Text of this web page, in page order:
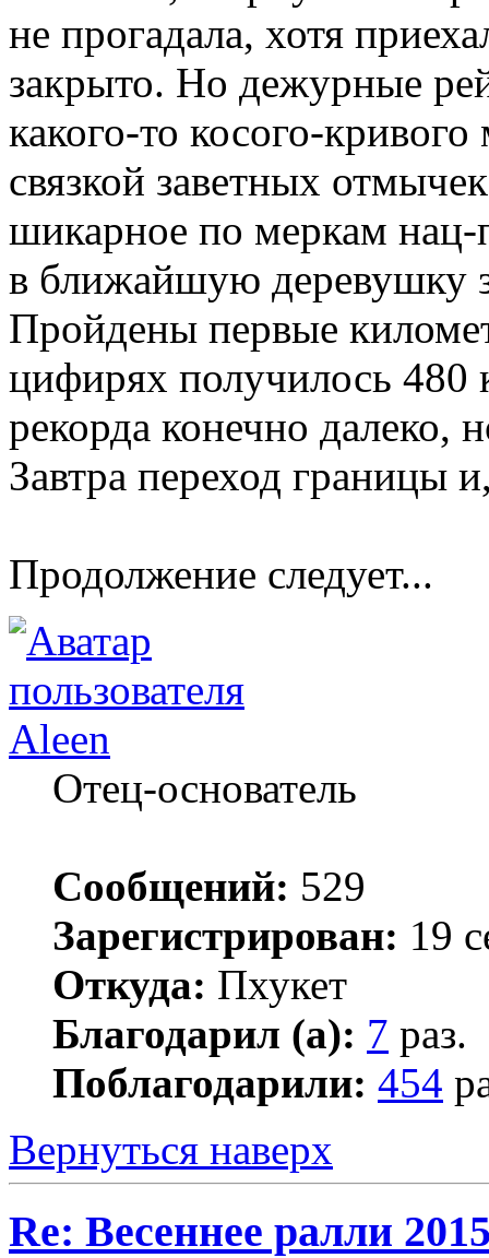
не прогадала, хотя
закрыто. Но дежурные
какого-то косого-
связкой заветных
шикарное по меркам нац-
в ближайшую деревушку
Пройдены первые
цифирях получилось 480
рекорда конечно далеко,
Завтра переход границы
Продолжение следует...
Aleen
Отец-основатель
Сообщений: 529
Зарегистрирован: 19
Откуда: Пхукет
Благодарил (а): 7 раз.
Поблагодарили: 454
Вернуться наверх
Re: Весеннее ралли